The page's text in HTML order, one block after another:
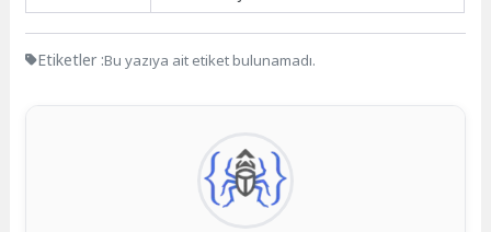
Etiketler :Bu yazıya ait etiket bulunamadı.